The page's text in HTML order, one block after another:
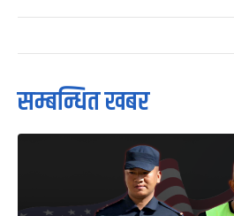
सम्बन्धित खबर